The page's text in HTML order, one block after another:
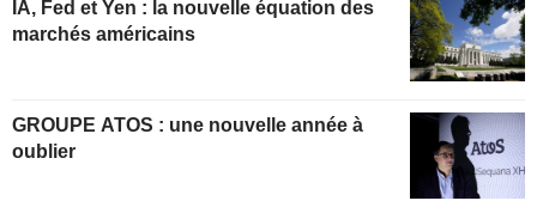
IA, Fed et Yen : la nouvelle équation des
marchés américains
GROUPE ATOS : une nouvelle année à
oublier